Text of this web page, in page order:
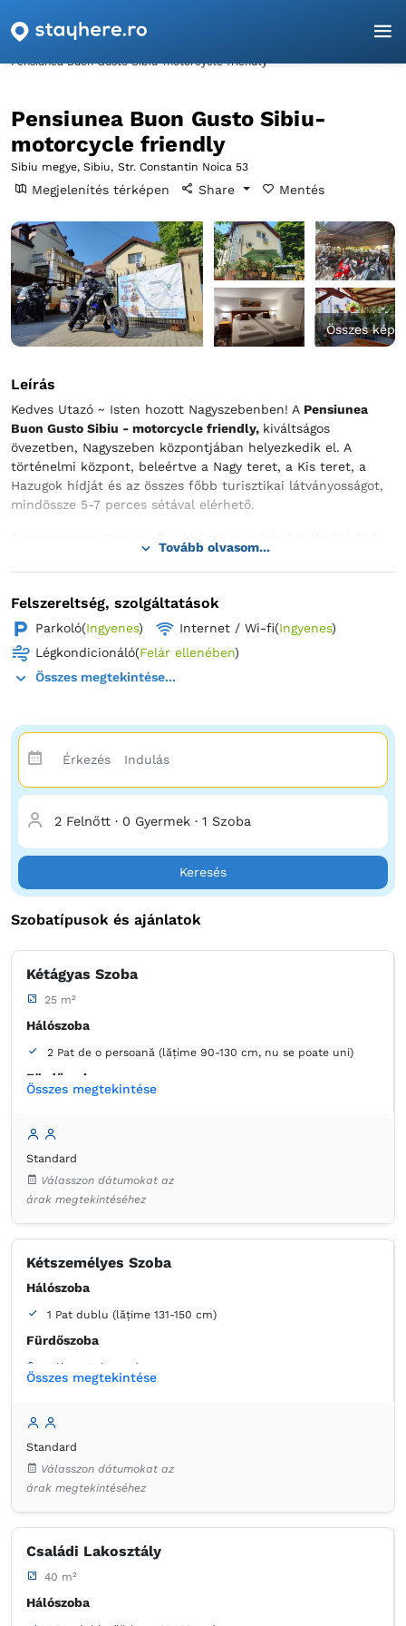
Főoldal
Pensiunea Buon Gusto Sibiu-motorcycle friendly
Pensiunea Buon Gusto Sibiu-
motorcycle friendly
Sibiu megye, Sibiu, Str. Constantin Noica 53
Megjelenítés térképen Share Mentés
Összes kép
Leírás
Kedves Utazó ~ Isten hozott Nagyszebenben! A Pensiunea
Buon Gusto Sibiu - motorcycle friendly, kiváltságos
övezetben, Nagyszeben központjában helyezkedik el. A
történelmi központ, beleértve a Nagy teret, a Kis teret, a
Hazugok hídját és az összes főbb turisztikai látványosságot,
mindössze 5-7 perces sétával elérhető.
méterre található a szálláshelytől. A legközelebbi buszmegálló
mintegy 300 méterre van. A vasútállomás és a
buszpályaudvar nagyjából 800 méterre helyezkedik el a
szállástól. A környéken éttermek, cukrászdák, kávézók,
valamint élelmiszer- és vegyesboltok is találhatók. A Polisano
Klinika körülbelül 300 méterre, míg a CF Kórház velünk egy
utcában, mintegy 150 méterre található a szálláshelytől.
Tovább olvasom...
Felszereltség, szolgáltatások
Parkoló(Ingyenes) Internet / Wi-fi(Ingyenes)
Légkondicionáló(Felár ellenében)
Összes megtekintése...
2 Felnőtt · 0 Gyermek · 1 Szoba
Keresés
Szobatípusok és ajánlatok
Kétágyas Szoba
25 m²
Hálószoba
2 Pat de o persoană (lățime 90-130 cm, nu se poate uni)
Fürdőszoba
Ruhaszekrény
Ingyenes pipereholmi
Összes megtekintése
Standard
Válasszon dátumokat az
árak megtekintéséhez
Kétszemélyes Szoba
Hálószoba
1 Pat dublu (lățime 131-150 cm)
Fürdőszoba
saját - Zuhanyzó
Szekrény
Konnektor az ágy melett
Ingyenes pipereholmi
Összes megtekintése
Standard
Válasszon dátumokat az
árak megtekintéséhez
Családi Lakosztály
40 m²
Hálószoba